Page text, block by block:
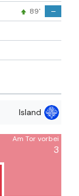
89' –
Island
Am Tor vorbei
3